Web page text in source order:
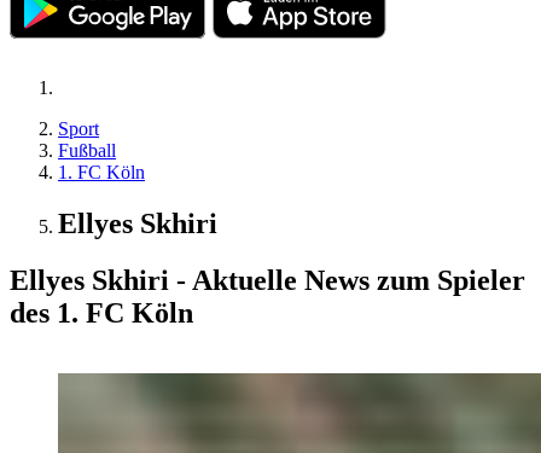
Sport
Fußball
1. FC Köln
Ellyes Skhiri
Ellyes Skhiri - Aktuelle News zum Spieler
des 1. FC Köln